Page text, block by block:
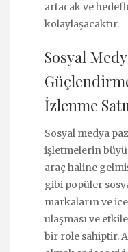
artacak ve
kolaylaşacaktır.
Sosyal
İzlenme
Sosyal medya
işletmelerin
araç haline
gibi popüler
markaların ve
ulaşması ve
bir role sahiptir.